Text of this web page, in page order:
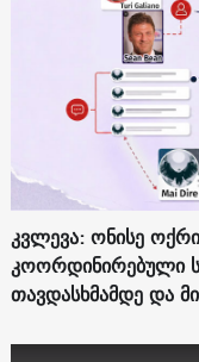
კვლევა: ონისე
კოორდინირებული
თავდასხმამდე და